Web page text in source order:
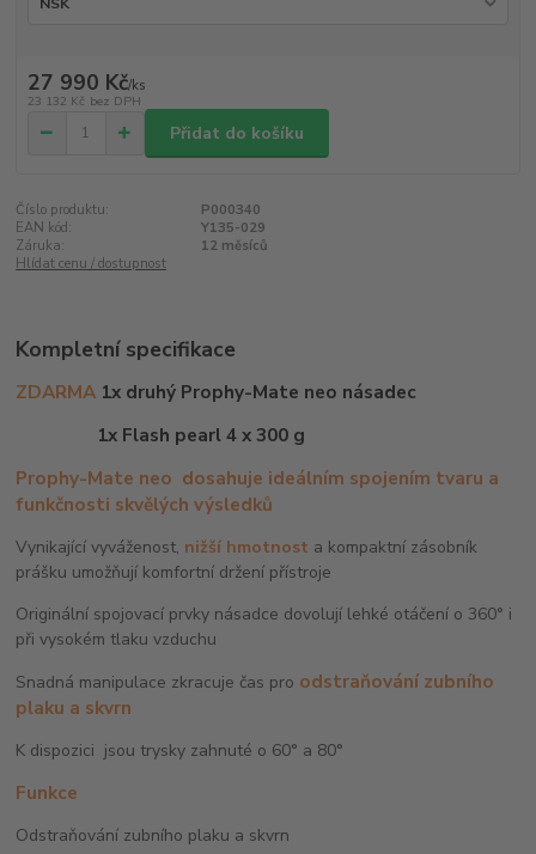
27 990 Kč/ks
23 132 Kč bez DPH
Přidat do košíku
Číslo produktu:
P000340
EAN kód:
Y135-029
Záruka:
12 měsíců
Hlídat cenu / dostupnost
Kompletní specifikace
ZDARMA 1x druhý Prophy-Mate neo násadec
1x Flash pearl 4 x 300 g
Prophy-Mate neo dosahuje ideálním spojením tvaru a
funkčnosti skvělých výsledků
Vynikající vyváženost, nižší hmotnost a kompaktní zásobník
prášku umožňují komfortní držení přístroje
Originální spojovací prvky násadce dovolují lehké otáčení o 360° i
při vysokém tlaku vzduchu
Snadná manipulace zkracuje čas pro odstraňování zubního
plaku a skvrn
K dispozici jsou trysky zahnuté o 60° a 80°
Funkce
Odstraňování zubního plaku a skvrn